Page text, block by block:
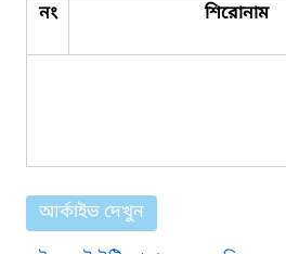
নং শিরোনাম
আর্কাইভ দেখুন